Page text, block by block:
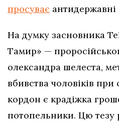
просуває антидержавні
На думку засновника
Тамир» —
олександра шелеста,
вбивства чоловіків
кордон є крадіжка
потопельники. Цю тезу